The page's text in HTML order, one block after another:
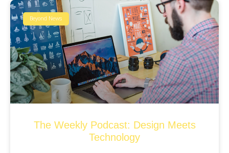
Beyond News
The Weekly Podcast: Design Meets
Technology